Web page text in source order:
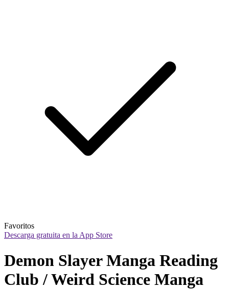
Favoritos
Descarga gratuita en la App Store
Demon Slayer Manga Reading
Club / Weird Science Manga